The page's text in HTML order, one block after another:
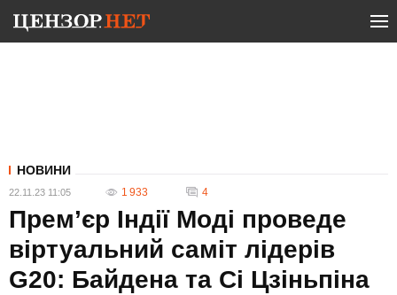
НОВИНИ
22.11.23 11:05 1 933 4
Прем’єр Індії Моді проведе
віртуальний саміт лідерів
G20: Байдена та Сі Цзіньпіна